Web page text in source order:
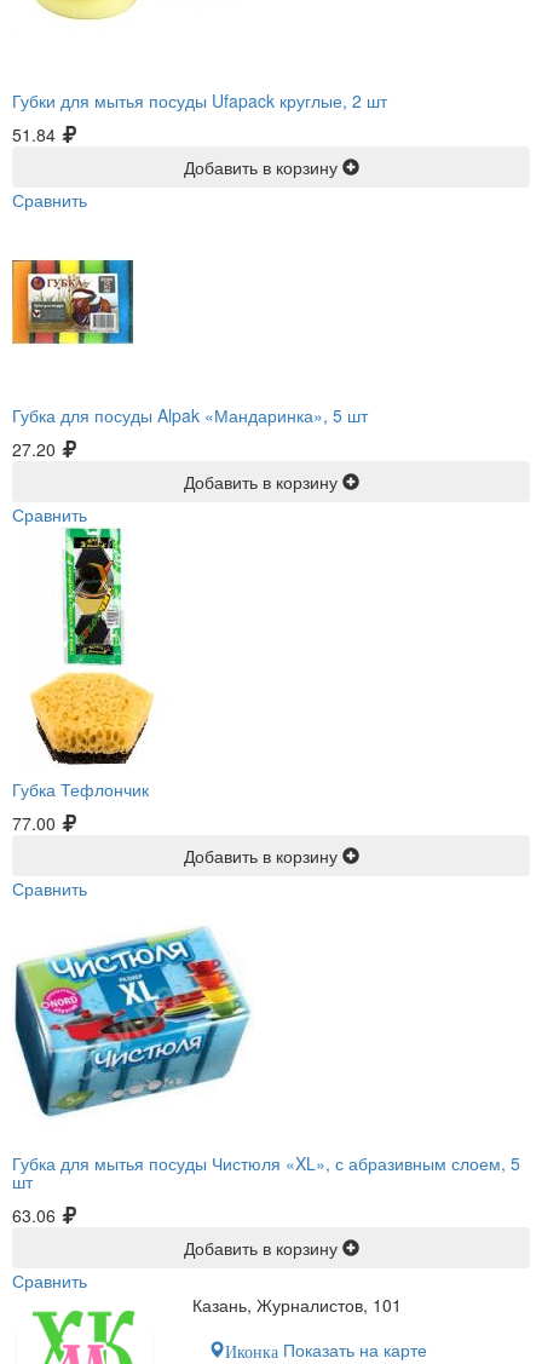
Губки для мытья посуды Ufapack круглые, 2 шт
51.84
Добавить в корзину
Сравнить
Губка для посуды Alpak «Мандаринка», 5 шт
27.20
Добавить в корзину
Сравнить
Губка Тефлончик
77.00
Добавить в корзину
Сравнить
Губка для мытья посуды Чистюля «XL», с абразивным слоем, 5
шт
63.06
Добавить в корзину
Сравнить
Казань, Журналистов, 101
Иконка Показать на карте